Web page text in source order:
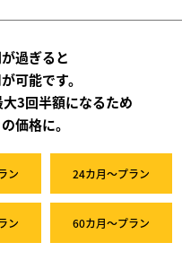
過ぎると
可能です。
3回半額になるため
価格に。
ン 24カ月～プラン
ン 60カ月～プラン